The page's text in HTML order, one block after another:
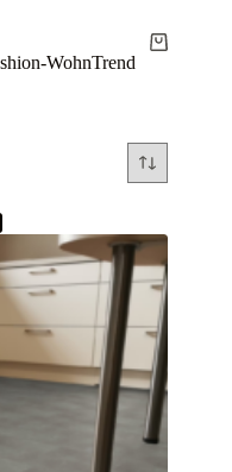
WohnTrend
Warenkorb